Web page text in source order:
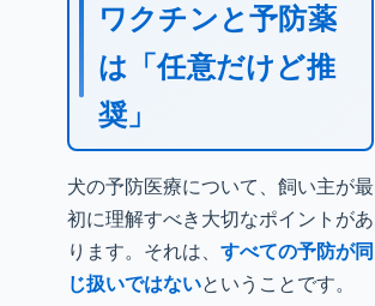
ワクチンと予防薬
は「任意だけど推
奨」
犬の予防医療について、飼い主が最
初に理解すべき大切なポイントがあ
ります。それは、 すべての予防が同
じ扱いではないということです。